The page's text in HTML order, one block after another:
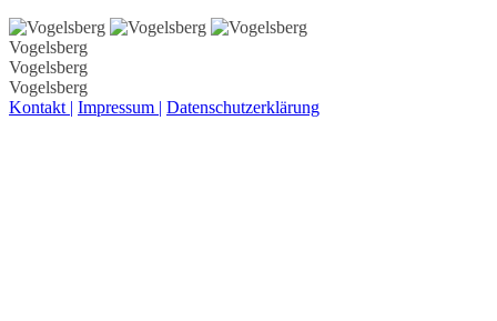
Vogelsberg
Vogelsberg
Vogelsberg
Kontakt | Impressum | Datenschutzerklärung